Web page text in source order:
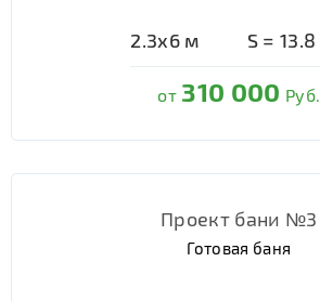
2.3х6м S = 13.8
от 310 000 Руб.
Проект бани №3
Готовая баня